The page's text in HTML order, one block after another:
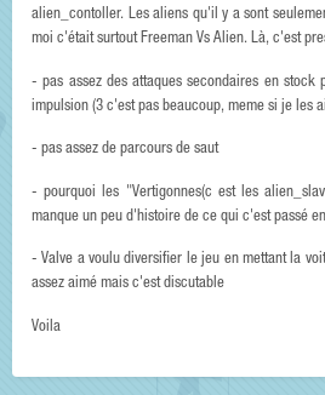
alien_contoller. Les aliens qu'il y a sont
moi c'était surtout Freeman Vs Alien. Là, c'est
- pas assez des attaques secondaires en
impulsion (3 c'est pas beaucoup, meme si je les
- pas assez de parcours de saut
- pourquoi les "Vertigonnes(c est les
manque un peu d'histoire de ce qui c'est passé
- Valve a voulu diversifier le jeu en mettant la
assez aimé mais c'est discutable
Voila